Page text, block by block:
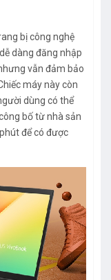
bị công nghệ
dàng đăng nhập
vẫn đảm bảo
máy này còn
dùng có thể
bố từ nhà sản
để có được